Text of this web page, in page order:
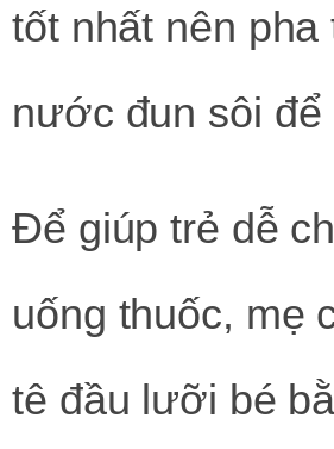
tốt nhất nên pha
nước đun sôi để
Để giúp trẻ dễ
uống thuốc, mẹ
tê đầu lưỡi bé